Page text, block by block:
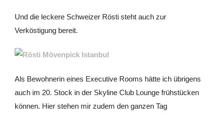
Und die leckere Schweizer Rösti steht auch zur
Verköstigung bereit.
Als Bewohnerin eines Executive Rooms hätte ich übrigens
auch im 20. Stock in der Skyline Club Lounge frühstücken
können. Hier stehen mir zudem den ganzen Tag